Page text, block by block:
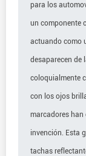
para los
un componente
actuando como
desaparecen de
coloquialmente
con los ojos
marcadores han
invención. Esta
tachas